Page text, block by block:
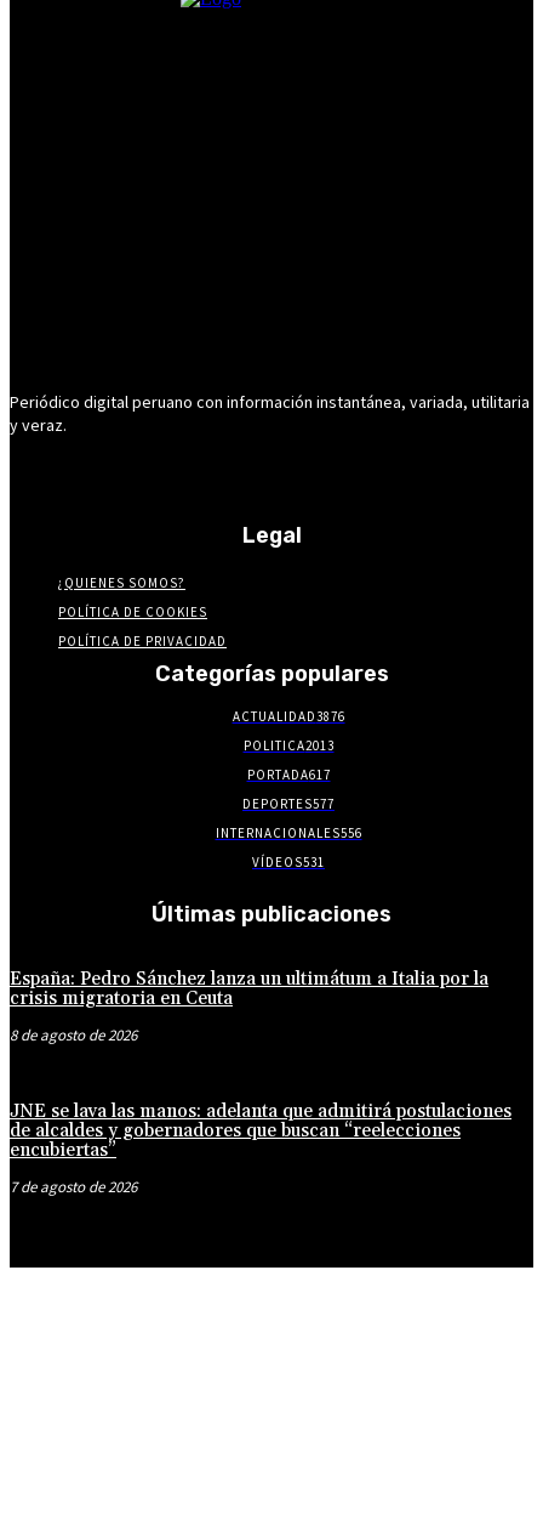
Periódico digital peruano con información instantánea, variada, utilitaria
y veraz.
Legal
¿QUIENES SOMOS?
POLÍTICA DE COOKIES
POLÍTICA DE PRIVACIDAD
Categorías populares
ACTUALIDAD3876
POLITICA2013
PORTADA617
DEPORTES577
INTERNACIONALES556
VÍDEOS531
Últimas publicaciones
España: Pedro Sánchez lanza un ultimátum a Italia por la
crisis migratoria en Ceuta
8 de agosto de 2026
JNE se lava las manos: adelanta que admitirá postulaciones
de alcaldes y gobernadores que buscan “reelecciones
encubiertas”
7 de agosto de 2026